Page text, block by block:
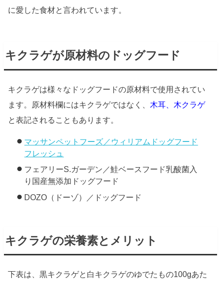
に愛した食材と言われています。
キクラゲが原材料のドッグフード
キクラゲは様々なドッグフードの原材料で使用されてい
ます。原材料欄にはキクラゲではなく、 木耳、木クラゲ
と表記されることもあります。
マッサンペットフーズ／ ウィリアムドッグフード
フレッシュ
フェアリーS.ガーデン／鮭ベースフード乳酸菌入
り国産無添加ドッグフード
DOZO（ドーゾ）／ドッグフード
キクラゲの栄養素とメリット
下表は、黒キクラゲと白キクラゲのゆでたもの100gあた